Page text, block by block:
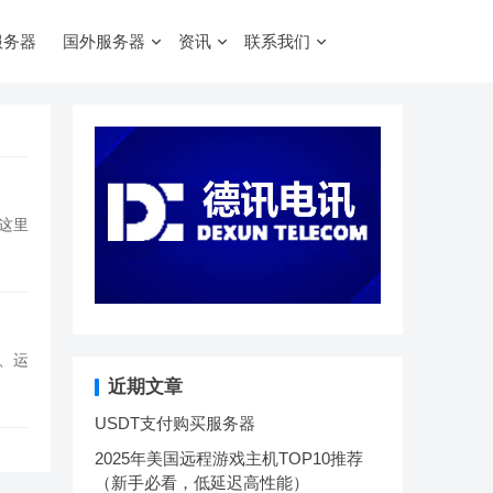
器 国外服务器 资讯 联系我们
里
运
近期文章
USDT支付购买服务器
2025年美国远程游戏主机TOP10推荐
（新手必看，低延迟高性能）